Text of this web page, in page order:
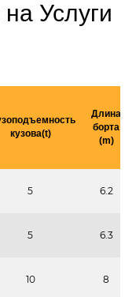
Услуги
кузова(t)
Длина
борта
(m)
5 6.2
5 6.3
10 8